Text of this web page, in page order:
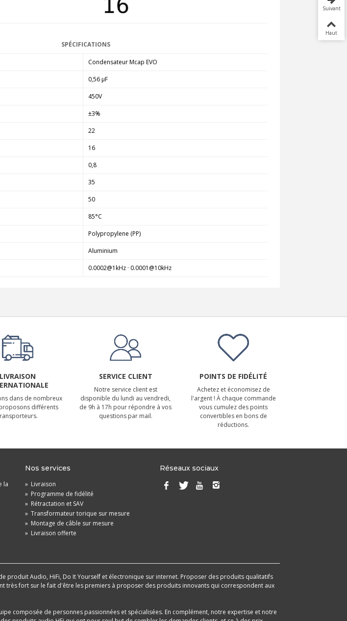
SPÉCIFICATIONS
Condensateur Mcap EVO
0,56 µF
450V
±3%
22
16
0,8
35
50
85°C
Polypropylene (PP)
Aluminium
0.0002@1kHz · 0.0001@10kHz
LIVRAISON
dans de nombreux
différents
SERVICE CLIENT
Notre service client est
disponible du lundi au vendredi,
de 9h à 17h pour répondre à vos
questions par mail.
POINTS DE FIDÉLITÉ
Achetez et économisez de
l'argent ! À chaque commande
vous cumulez des points
convertibles en bons de
réductions.
la
Nos services
» Livraison
» Programme de fidélité
» Rétractation et SAV
» Transformateur torique sur mesure
» Montage de câble sur mesure
» Livraison offerte
Réseaux sociaux
produit Audio, HiFi, Do It Yourself et électronique sur internet. Proposer des produits qualitatifs
très fort sur le fait d'être les premiers à proposer des produits innovants qui correspondent aux
composée de personnes passionnées et spécialisées. En complément, notre expertise et notre
Suivant
Haut